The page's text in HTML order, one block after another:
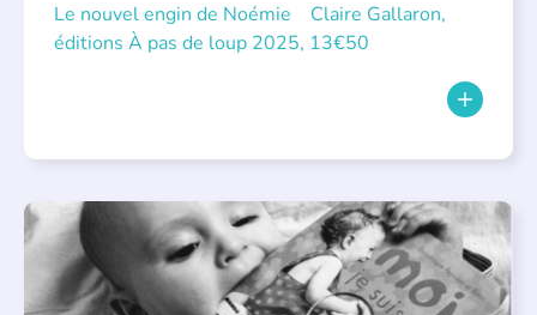
Le nouvel engin de Noémie Claire Gallaron,
éditions À pas de loup 2025, 13€50
APPEL À SOUTIEN